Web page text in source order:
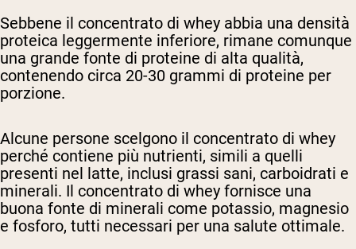
Sebbene il concentrato di whey abbia una densità
proteica leggermente inferiore, rimane comunque
una grande fonte di proteine di alta qualità,
contenendo circa 20-30 grammi di proteine per
porzione.
Alcune persone scelgono il concentrato di whey
perché contiene più nutrienti, simili a quelli
presenti nel latte, inclusi grassi sani, carboidrati e
minerali. Il concentrato di whey fornisce una
buona fonte di minerali come potassio, magnesio
e fosforo, tutti necessari per una salute ottimale.